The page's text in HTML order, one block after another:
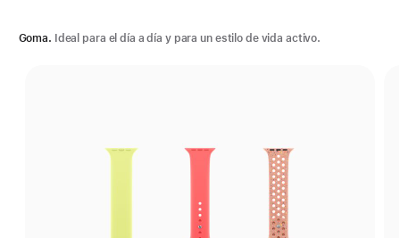
Goma. Ideal para el día a día y para un estilo de vida activo.